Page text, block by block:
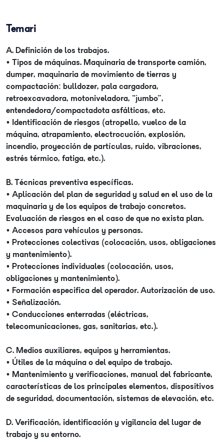
Temari
A. Definición de los trabajos.
• Tipos de máquinas. Maquinaria de transporte camión,
dumper, maquinaria de movimiento de tierras y
compactación: bulldozer, pala cargadora,
retroexcavadora, motoniveladora, “jumbo”,
entendedora/compactadota asfálticas, etc.
• Identificación de riesgos (atropello, vuelco de la
máquina, atrapamiento, electrocución, explosión,
incendio, proyección de partículas, ruido, vibraciones,
estrés térmico, fatiga, etc.).
B. Técnicas preventiva específicas.
• Aplicación del plan de seguridad y salud en el uso de la
maquinaria y de los equipos de trabajo concretos.
Evaluación de riesgos en el caso de que no exista plan.
• Accesos para vehículos y personas.
• Protecciones colectivas (colocación, usos, obligaciones
y mantenimiento).
• Protecciones individuales (colocación, usos,
obligaciones y mantenimiento).
• Formación especifica del operador. Autorización de uso.
• Señalización.
• Conducciones enterradas (eléctricas,
telecomunicaciones, gas, sanitarias, etc.).
C. Medios auxiliares, equipos y herramientas.
• Útiles de la máquina o del equipo de trabajo.
• Mantenimiento y verificaciones, manual del fabricante,
características de los principales elementos, dispositivos
de seguridad, documentación, sistemas de elevación, etc.
D. Verificación, identificación y vigilancia del lugar de
trabajo y su entorno.